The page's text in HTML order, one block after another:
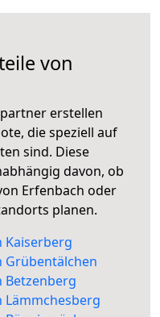
von
erstellen
die speziell auf
sind. Diese
davon, ob
Erfenbach oder
planen.
Kaiserberg
Grübentälchen
Betzenberg
Lämmchesberg